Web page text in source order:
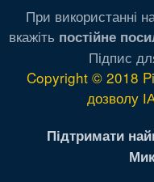
При використанні
вкажіть постійне
Підпис
Copyright © 2018
дозволу
Підтримати